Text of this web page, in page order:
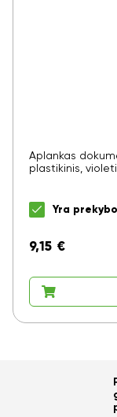
Aplankas
plastikinis,
Yra
9,15 €